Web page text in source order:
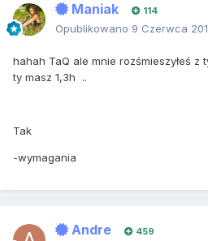
Maniak 114
Opublikowano 9 Czerwca
hahah TaQ ale mnie rozśmieszyłeś z
ty masz 1,3h ..
Tak
-wymagania
Andre 459